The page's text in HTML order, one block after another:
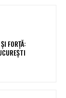
FORȚĂ: